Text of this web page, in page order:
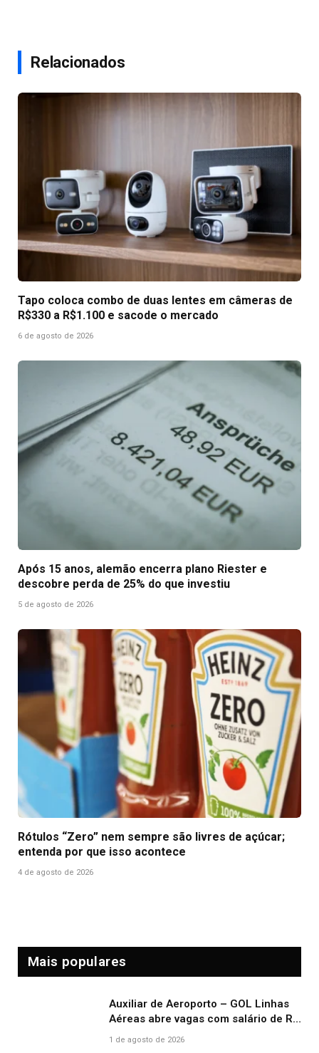
Relacionados
Tapo coloca combo de duas lentes em câmeras de
R$330 a R$1.100 e sacode o mercado
6 de agosto de 2026
Após 15 anos, alemão encerra plano Riester e
descobre perda de 25% do que investiu
5 de agosto de 2026
Rótulos “Zero” nem sempre são livres de açúcar;
entenda por que isso acontece
4 de agosto de 2026
Mais populares
Auxiliar de Aeroporto – GOL Linhas
Aéreas abre vagas com salário de R$
2.000,00 e benefícios atrativos
1 de agosto de 2026